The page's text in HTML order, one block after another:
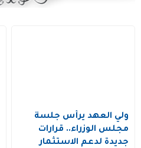
ولي العهد يرأس جلسة
مجلس الوزراء.. قرارات
جديدة لدعم الاستثمار